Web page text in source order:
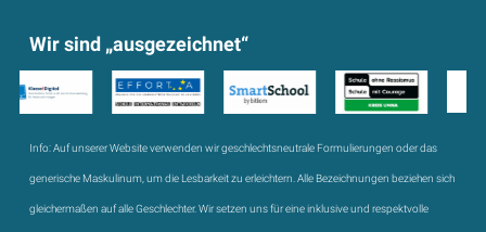
Wir sind „ausgezeichnet“
Info:Auf unserer Website verwenden wir geschlechtsneutrale Formulierungen oder das
generische Maskulinum, um die Lesbarkeit zu erleichtern. Alle Bezeichnungen beziehen sich
gleichermaßen auf alle Geschlechter. Wir setzen uns für eine inklusive und respektvolle